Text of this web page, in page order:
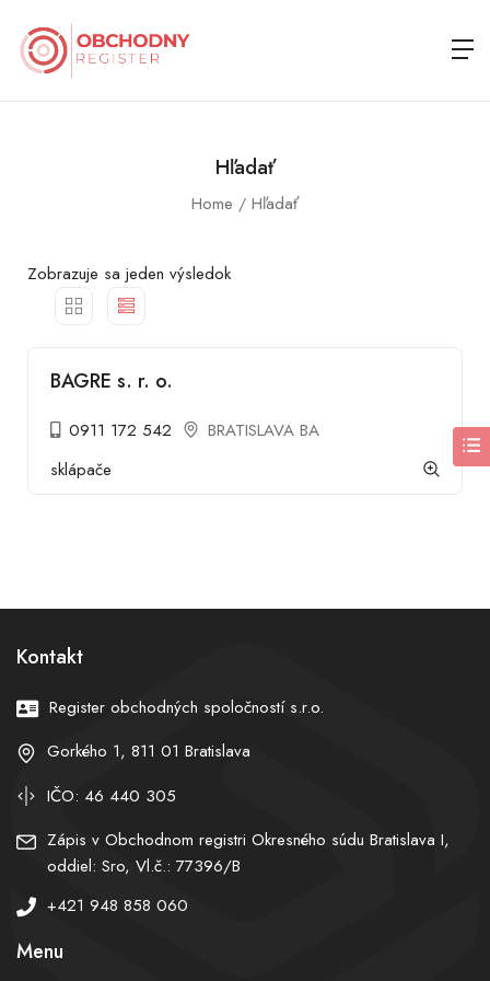
Hľadať
Home Hľadať
Zobrazuje sa jeden výsledok
BAGRE s. r. o.
0911 172 542
BRATISLAVA BA
sklápače
Kontakt
Register obchodných spoločností s.r.o.
Gorkého 1, 811 01 Bratislava
IČO: 46 440 305
Zápis v Obchodnom registri Okresného súdu Bratislava I,
oddiel: Sro, Vl.č.: 77396/B
+421 948 858 060
Menu